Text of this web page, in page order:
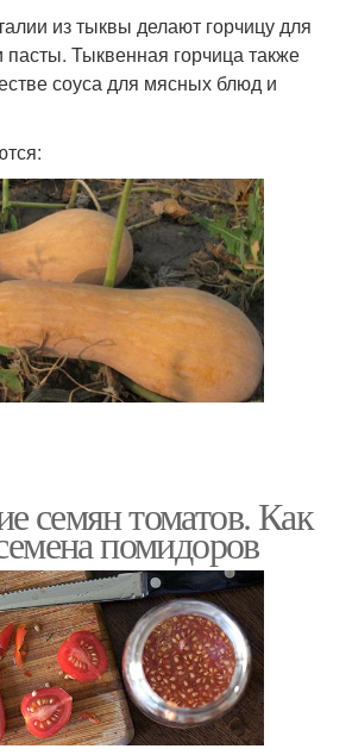
из тыквы делают горчицу для
пасты. Тыквенная горчица также
соуса для мясных блюд и
семян томатов. Как
помидоров